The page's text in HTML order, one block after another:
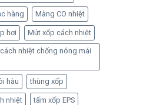
hàng Màng CO nhiệt
hơi Mút xốp cách nhiệt
nhiệt chống nóng mái
hàu thùng xốp
nhiệt tấm xốp EPS